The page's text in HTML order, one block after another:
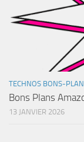
TECHNOS BONS-
Bons Plans
13 JANVIER 2026